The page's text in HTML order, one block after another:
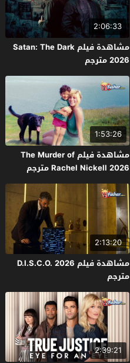
2:06:33
مشاهدة فيلم Satan: The Dark
2026 مترجم
1:53:26
مشاهدة فيلم The Murder of
Rachel Nickell 2026 مترجم
2:13:20
مشاهدة فيلم D.I.S.C.O. 2026
مترجم
2:39:21